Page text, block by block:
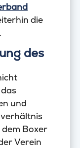
die
des
und
Boxer
Verein